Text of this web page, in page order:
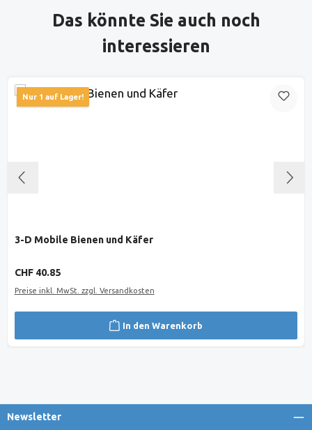
Produktgalerie überspringen
Das könnte Sie auch noch
interessieren
Nur 1 auf Lager!
3-D Mobile Bienen und Käfer
Regulärer Preis:
CHF 40.85
Preise inkl. MwSt. zzgl. Versandkosten
In den Warenkorb
Newsletter